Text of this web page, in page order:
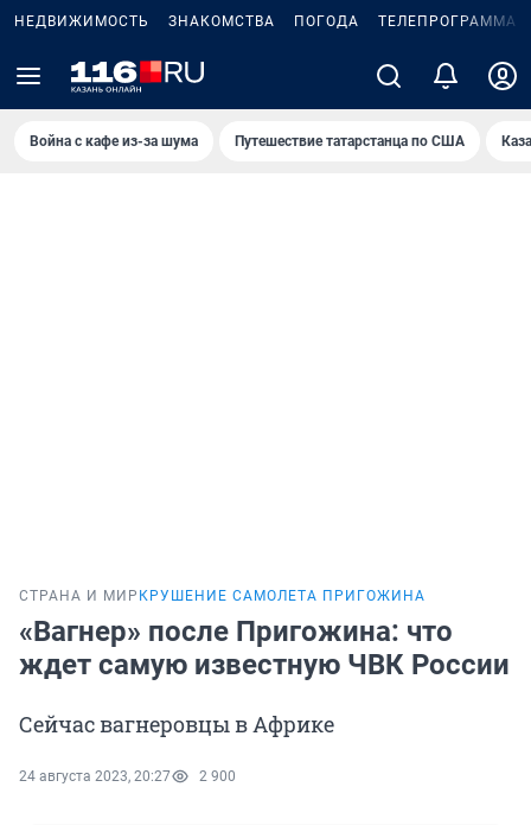
НЕДВИЖИМОСТЬ ЗНАКОМСТВА ПОГОДА ТЕЛЕПРОГРАММА
Война с кафе из-за шума Путешествие татарстанца по США
СТРАНА И МИР КРУШЕНИЕ САМОЛЕТА ПРИГОЖИНА
«Вагнер» после Пригожина: что
ждет самую известную ЧВК России
Сейчас вагнеровцы в Африке
24 августа 2023, 20:27 2 900